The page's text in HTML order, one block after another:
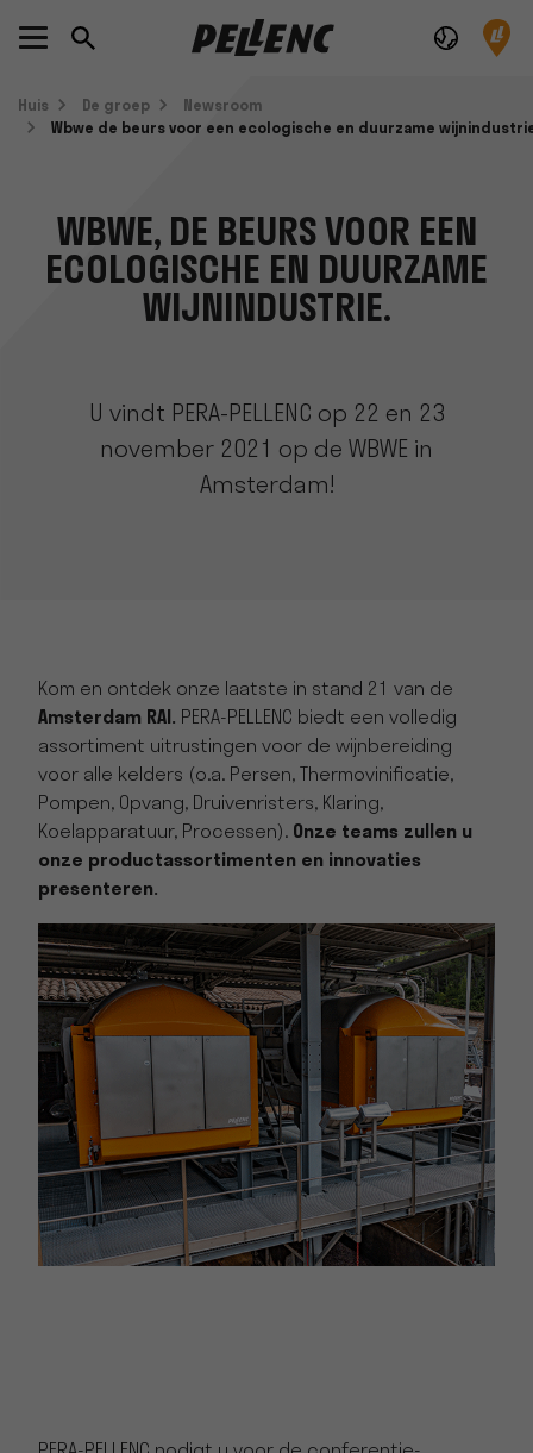
Huis De groep
Newsroom
Wbwe de beurs voor een ecologische en duurzame
WBWE, DE BEURS VOOR EEN
ECOLOGISCHE EN DUURZAME
WIJNINDUSTRIE.
U vindt PERA-PELLENC op 22 en 23
november 2021 op de WBWE in
Amsterdam!
Kom en ontdek onze laatste in stand 21 van de
Amsterdam RAI. PERA-PELLENC biedt een volledig
assortiment uitrustingen voor de wijnbereiding
voor alle kelders (o.a. Persen, Thermovinificatie,
Pompen, Opvang, Druivenristers, Klaring,
Koelapparatuur, Processen). Onze teams zullen u
onze productassortimenten en innovaties
presenteren.